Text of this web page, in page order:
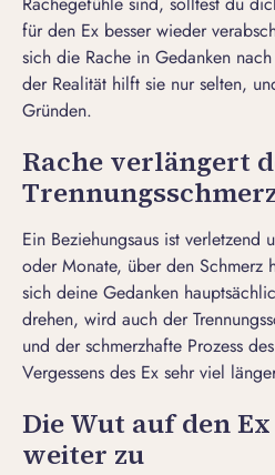
für den Ex besser wieder
sich die Rache in Gedanken
der Realität hilft sie nur selten,
Gründen.
Rache verlängert
Ein Beziehungsaus ist
oder Monate, über den Schmerz
sich deine Gedanken
drehen, wird auch der
und der schmerzhafte Prozess
Vergessens des Ex sehr viel
Die Wut auf den
weiter zu